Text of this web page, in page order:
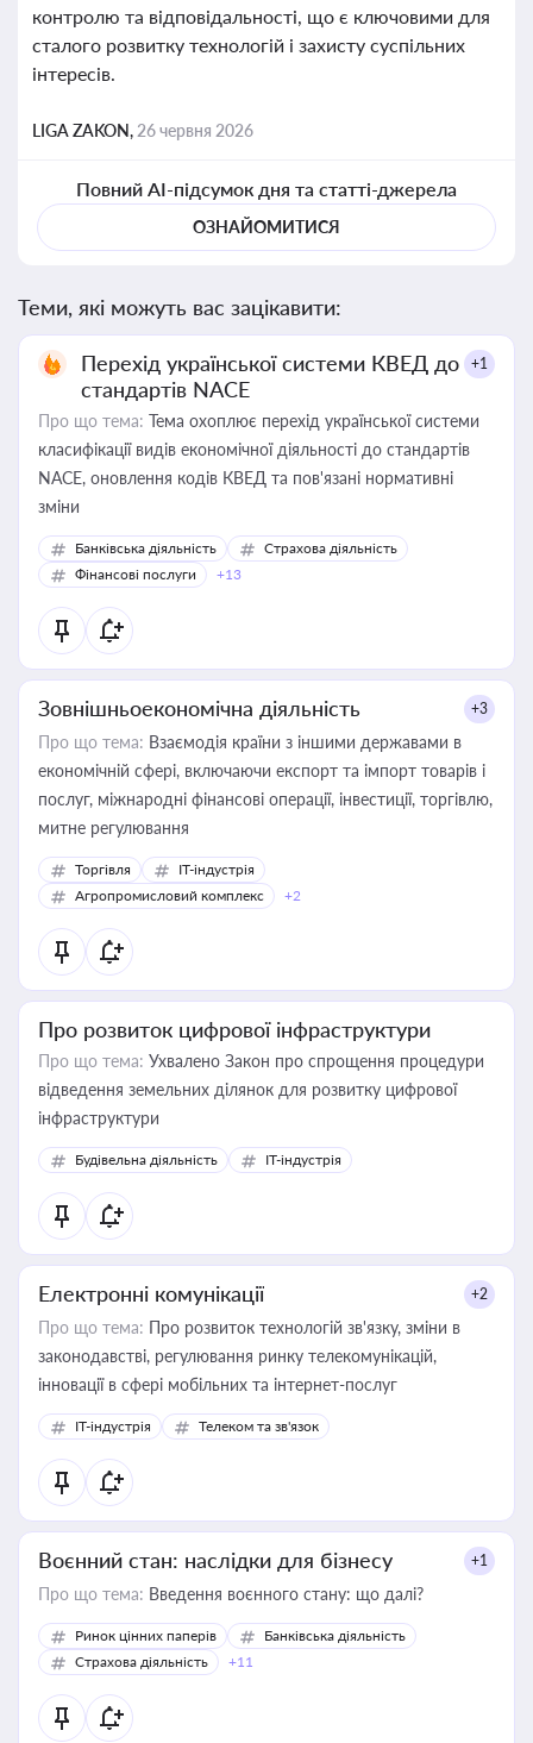
контролю та відповідальності, що є ключовими для
сталого розвитку технологій і захисту суспільних
інтересів.
LIGA ZAKON, 26 червня 2026
Повний AI-підсумок дня та статті-джерела
ОЗНАЙОМИТИСЯ
Теми, які можуть вас зацікавити:
Перехід української системи КВЕД до
стандартів NACE
+1
Про що тема: Тема охоплює перехід української системи
класифікації видів економічної діяльності до стандартів
NACE, оновлення кодів КВЕД та пов'язані нормативні
зміни
Банківська діяльність
Страхова діяльність
Фінансові послуги
+13
Зовнішньоекономічна діяльність +3
Про що тема: Взаємодія країни з іншими державами в
економічній сфері, включаючи експорт та імпорт товарів і
послуг, міжнародні фінансові операції, інвестиції, торгівлю,
митне регулювання
Торгівля
IT-індустрія
Агропромисловий комплекс
+2
Про розвиток цифрової інфраструктури
Про що тема: Ухвалено Закон про спрощення процедури
відведення земельних ділянок для розвитку цифрової
інфраструктури
Будівельна діяльність IT-індустрія
Електронні комунікації +2
Про що тема: Про розвиток технологій зв'язку, зміни в
законодавстві, регулювання ринку телекомунікацій,
інновації в сфері мобільних та інтернет-послуг
IT-індустрія Телеком та зв'язок
Воєнний стан: наслідки для бізнесу +1
Про що тема: Введення воєнного стану: що далі?
Ринок цінних паперів
Банківська діяльність
Страхова діяльність
+11